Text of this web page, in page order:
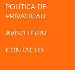
POLÍTICA DE
PRIVACIDAD
AVISO LEGAL
CONTACTO